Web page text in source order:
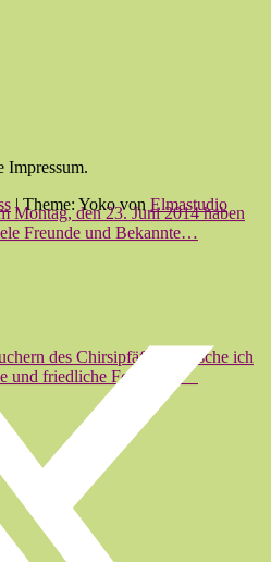
Impressum.
|Theme: Yoko von Elmastudio
Montag, den 23. Juni 2014 haben
Freunde und Bekannte…
des Chirsipfäffer wünsche ich
und friedliche Festtage.